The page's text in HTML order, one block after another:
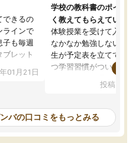
できるの
ラインで
子も毎週
レット
なりまし
ても気
点以上の
1年受験ま
使用しな
01月21日
学校の教科書のポイント
く教えてもらえている
体験授業を受けて入塾し
なかなか勉強しない息子
生が予定表を立ててくれ
つ学習習慣がついてきま
指導が無い日も予定表
問できるのでとても助か
投稿日：
バの口コミをもっとみる